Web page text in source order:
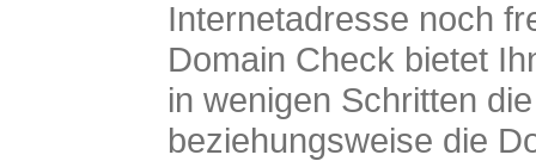
Internetadresse noch
Domain Check bietet
in wenigen Schritten
beziehungsweise die